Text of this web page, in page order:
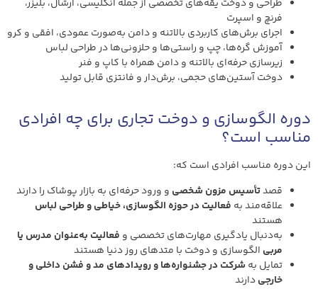
طراحی و دوخت یقه‌های تخصصی از جمله انگلیسی، آرشال، بلیزر،
فرنچ و اسپرت
اجرای برش‌های کاربردی بالاتنه و دامن به‌صورت عمودی، افقی و کرو
آموزش گره‌ها، چپ و راستی‌ها و حلزونی‌ها در طراحی لباس
زیرسازی حرفه‌ای بالاتنه و دامن همراه با کاپ و فنر
دوخت آستین‌های حجمی، برش‌دار و فانتزی قابل تولید
دوره الگوسازی و دوخت تجاری برای چه افرادی
مناسب است؟
این دوره مناسب افرادی است که:
قصدتأسیس مزون شخصی و ورود حرفه‌ای به بازار پوشاک را دارند
علاقه‌مند به فعالیت در حوزه الگوسازی، خیاطی و طراحی لباس
هستند
به‌دنبال یادگیری مهارت‌های تخصصی و فعالیت به‌عنوان مدرس یا
مربی الگوسازی و دوخت با متدهای روز دنیا هستند
تمایل به شرکت در جشنواره‌ها و رویدادهای مد و فشن داخلی و
خارجیدارند